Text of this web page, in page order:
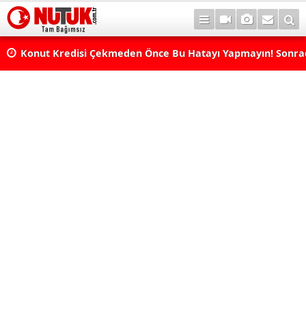
Konut Kredisi Çekmeden Önce Bu Hatayı Yapmayın!